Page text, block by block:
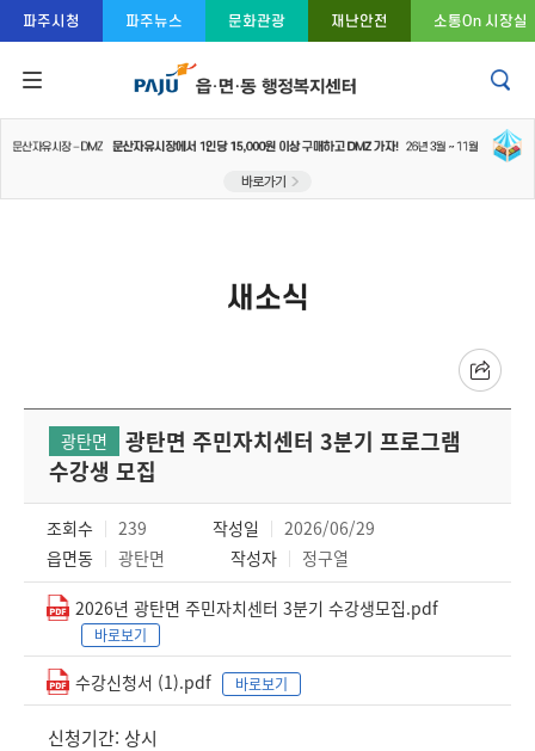
콘텐츠 바로가기
주메뉴 바로가기
푸터 바로가기
파주시청 파주뉴스 문화관광 재난안전 소통On 시장실
새소식
광탄면
광탄면 주민자치센터 3분기 프로그램
수강생 모집
조회수 239 작성일
2026/06/29
읍면동
광탄면 작성자 정구열
2026년 광탄면 주민자치센터 3분기 수강생모집.pdf
바로보기
수강신청서 (1).pdf 바로보기
신청기간: 상시